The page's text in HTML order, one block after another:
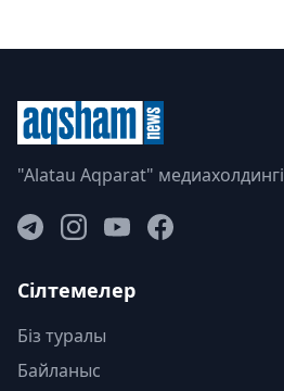
"Alatau Aqparat" медиахолдингі
Сілтемелер
Біз туралы
Байланыс